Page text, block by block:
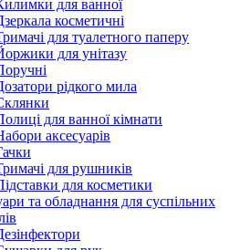
для ванної
косметичні
для туалетного паперу
для унітазу
рідкого мила
для ванної кімнати
аксесуарів
для рушників
для косметики
та обладнання для суспільних